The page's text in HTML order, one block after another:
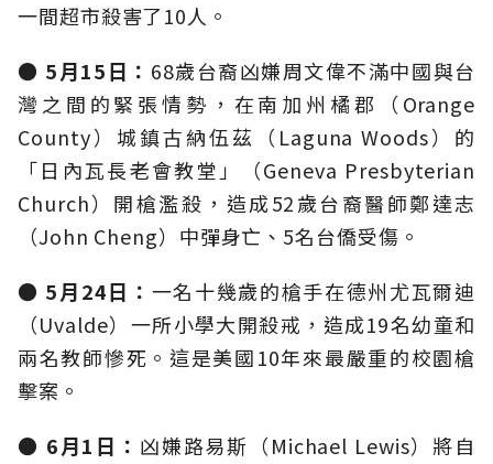
一間超市殺害了10人。
● 5月15日： 68歲台裔凶嫌周文偉不滿中國與台
灣之間的緊張情勢，在南加州橘郡（Orange
County）城鎮古納伍茲（Laguna Woods）的
「日內瓦長老會教堂」（Geneva Presbyterian
Church）開槍濫殺，造成52歲台裔醫師鄭達志
（John Cheng）中彈身亡、5名台僑受傷。
● 5月24日： 一名十幾歲的槍手在德州尤瓦爾迪
（Uvalde）一所小學大開殺戒，造成19名幼童和
兩名教師慘死。這是美國10年來最嚴重的校園槍
擊案。
● 6月1日： 凶嫌路易斯（Michael Lewis）將自